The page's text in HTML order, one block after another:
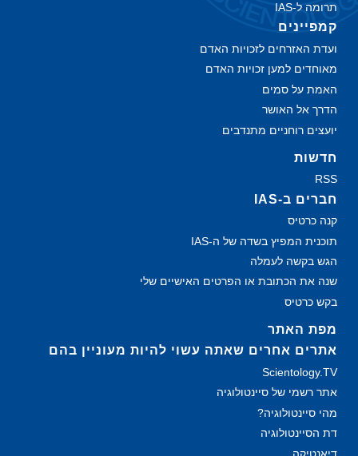
תרומה ל-IAS
קמפיינים
ועדת האזרחים לזכויות האדם
מאוחדים למען זכויות האדם
האמת על סמים
הדרך אל האושר
יועצים רוחניים מתנדבים
חדשות
RSS
חברים ב-IAS
קנה כרטיס
תוכנית המפיץ בשדה של ה‑IAS
הגש בקשה לעמלה
שנה את הכתובת או הפרטים האישיים שלי
בקש כרטיס
מפת האתר
אתרים אחרים שאתה עשוי להיות מעוניין בהם
Scientology.TV
אתר רשמי של סיינטולוגיה
מהי סיינטולוגיה?
דת הסיינטולוגיה
דיאנטיקה